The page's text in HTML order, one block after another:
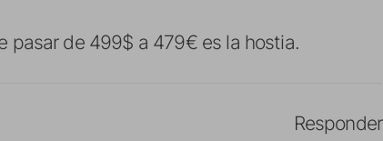
pasar de 499$ a 479€ es la hostia.
Responder